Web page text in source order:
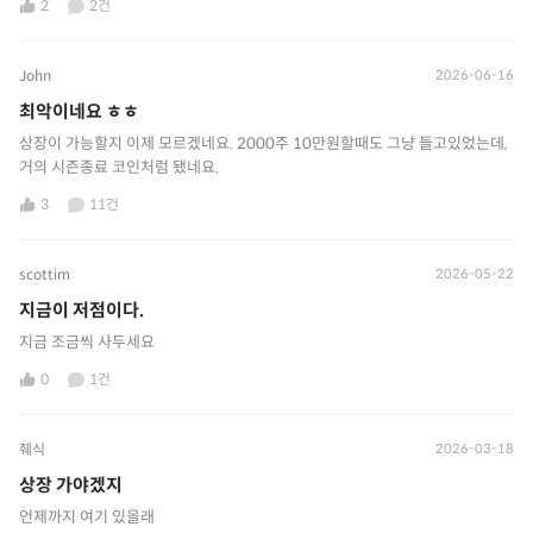
2 2건
John 2026-06-16
최악이네요 ㅎㅎ
상장이 가능할지 이제 모르겠네요. 2000주 10만원할때도 그냥 들고있었는데,
거의 시즌종료 코인처럼 됐네요.
3 11건
scottim 2026-05-22
지금이 저점이다.
지금 조금씩 사두세요
0 1건
줴식 2026-03-18
상장 가야겠지
언제까지 여기 있을래